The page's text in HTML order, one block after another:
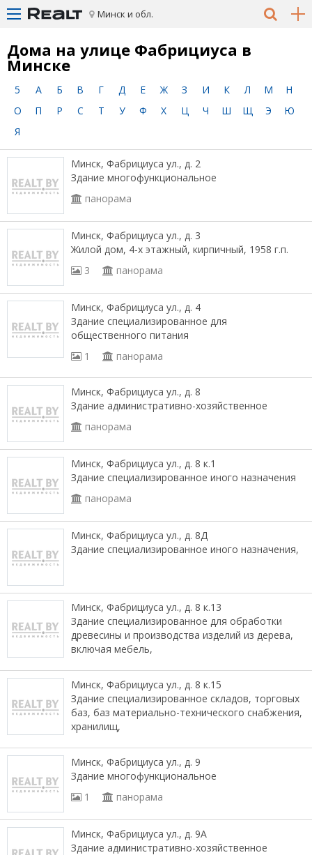
Минск и обл.
Дома на улице Фабрициуса в
Минске
5 А Б В Г Д Е Ж З И К Л М
Н
О
П Р С Т У Ф Х Ц Ч Ш Щ Э
Ю
Я
Минск, Фабрициуса ул., д. 2
Здание многофункциональное
панорама
Минск, Фабрициуса ул., д. 3
Жилой дом, 4-х этажный, кирпичный, 1958 г.п.
3
панорама
Минск, Фабрициуса ул., д. 4
Здание специализированное для
общественного питания
1
панорама
Минск, Фабрициуса ул., д. 8
Здание административно-хозяйственное
панорама
Минск, Фабрициуса ул., д. 8 к.1
Здание специализированное иного назначения
панорама
Минск, Фабрициуса ул., д. 8Д
Здание специализированное иного назначения,
Минск, Фабрициуса ул., д. 8 к.13
Здание специализированное для обработки
древесины и производства изделий из дерева,
включая мебель,
Минск, Фабрициуса ул., д. 8 к.15
Здание специализированное складов, торговых
баз, баз материально-технического снабжения,
хранилищ,
Минск, Фабрициуса ул., д. 9
Здание многофункциональное
1
панорама
Минск, Фабрициуса ул., д. 9А
Здание административно-хозяйственное